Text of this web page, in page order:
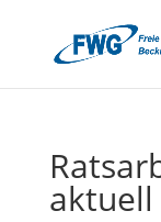
aktuell